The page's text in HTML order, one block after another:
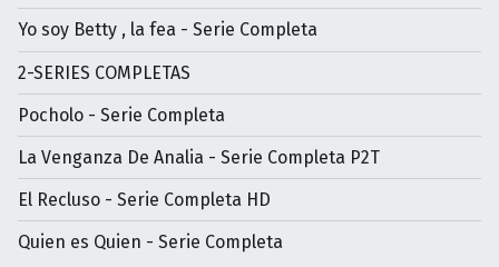
Yo soy Betty , la fea - Serie Completa
2-SERIES COMPLETAS
Pocholo - Serie Completa
La Venganza De Analia - Serie Completa P2T
El Recluso - Serie Completa HD
Quien es Quien - Serie Completa